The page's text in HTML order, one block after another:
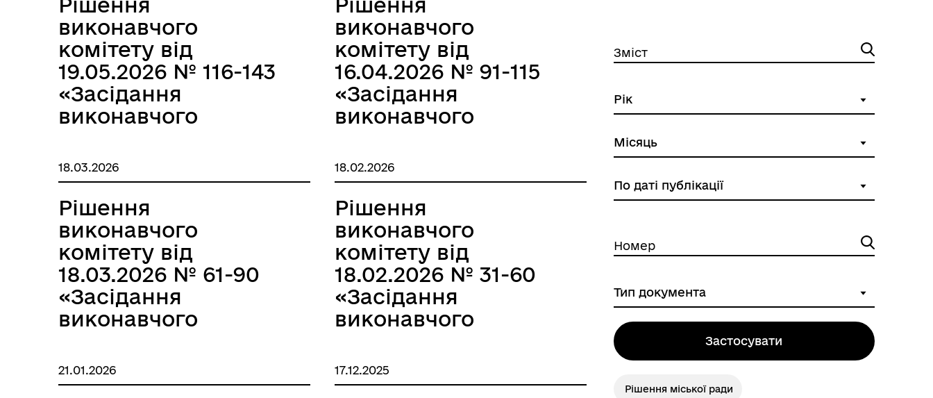
громади
Герої не вмирають
виконавчого
комітету від
19.05.2026 № 116-143
«Засідання
виконавчого
2026р.»
виконавчого
комітету від
16.04.2026 № 91-115
«Засідання
виконавчого
2026р.»
18.03.2026
Рішення
виконавчого
комітету від
18.03.2026 № 61-90
«Засідання
виконавчого
березень 2026р.»
18.02.2026
Рішення
виконавчого
комітету від
18.02.2026 № 31-60
«Засідання
виконавчого
2026р.»
21.01.2026 17.12.2025
Зміст
Номер
Застосувати
Рішення міської ради